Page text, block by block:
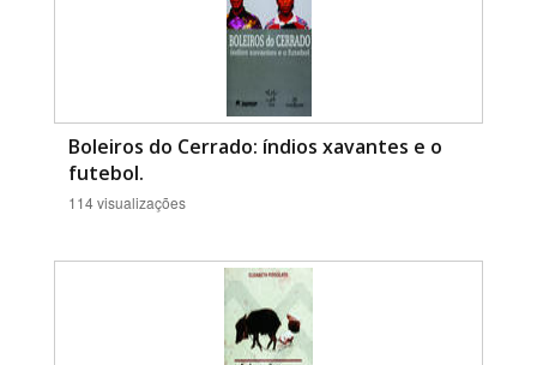
Boleiros do Cerrado: índios xavantes e o
futebol.
114 visualizações